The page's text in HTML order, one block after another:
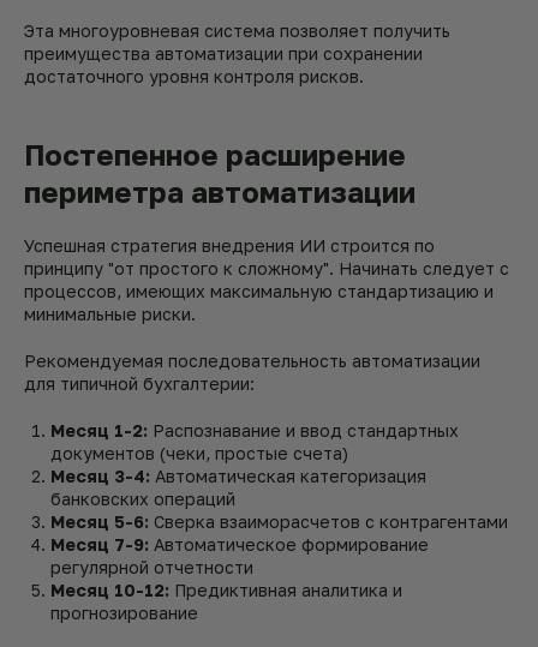
Эта многоуровневая система позволяет получить
преимущества автоматизации при сохранении
достаточного уровня контроля рисков.
Постепенное расширение
периметра автоматизации
Успешная стратегия внедрения ИИ строится по
принципу "от простого к сложному". Начинать следует с
процессов, имеющих максимальную стандартизацию и
минимальные риски.
Рекомендуемая последовательность автоматизации
для типичной бухгалтерии:
Месяц 1-2: Распознавание и ввод стандартных
документов (чеки, простые счета)
Месяц 3-4: Автоматическая категоризация
банковских операций
Месяц 5-6: Сверка взаиморасчетов с контрагентами
Месяц 7-9: Автоматическое формирование
регулярной отчетности
Месяц 10-12: Предиктивная аналитика и
прогнозирование